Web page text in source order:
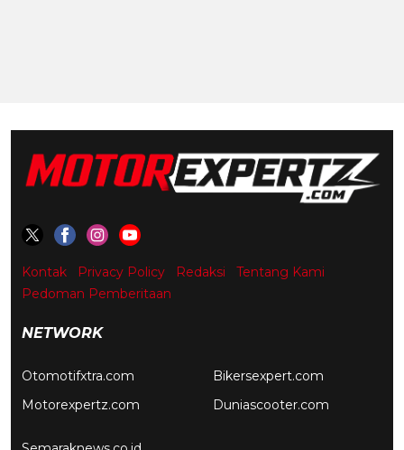
Kontak Privacy Policy Redaksi
Tentang Kami
Pedoman Pemberitaan
NETWORK
Otomotifxtra.com
Motorexpertz.com
Bikersexpert.com
Duniascooter.com